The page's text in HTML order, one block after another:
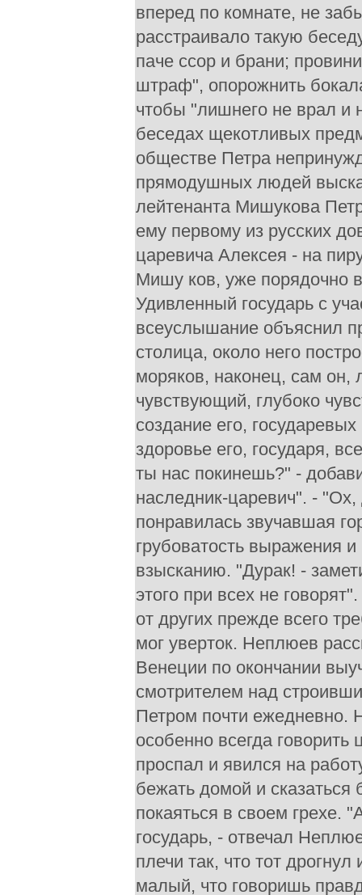
вперед по комнате, не
расстраивало такую
паче ссор и брани;
штраф", опорожнить
чтобы "лишнего не врал и
беседах щекотливых
обществе Петра
прямодушных людей
лейтенанта Мишукова
ему первому из русских
царевича Алексея - на
Мишу ков, уже порядочно
Удивленный государь с
всеуслышание объяснил
столица, около него
моряков, наконец, сам он,
чувствующий, глубоко
создание его,
здоровье его, государя,
ты нас покинешь?" -
наследник-царевич". - "Ох,
понравилась звучавшая
грубоватость выражения
взысканию. "Дурак! -
этого при всех не
от других прежде всего
мог уверток. Неплюев
Венеции по окончании
смотрителем над
Петром почти ежедневно.
особенно всегда
проспал и явился на
бежать домой и
покаяться в своем грехе.
государь, - отвечал
плечи так, что тот
малый, что говоришь